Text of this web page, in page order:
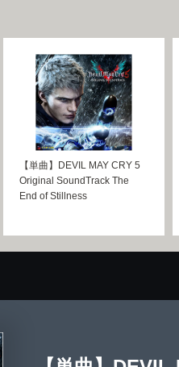
【単曲】DEVIL MAY CRY 5
Original SoundTrack The
End of Stillness